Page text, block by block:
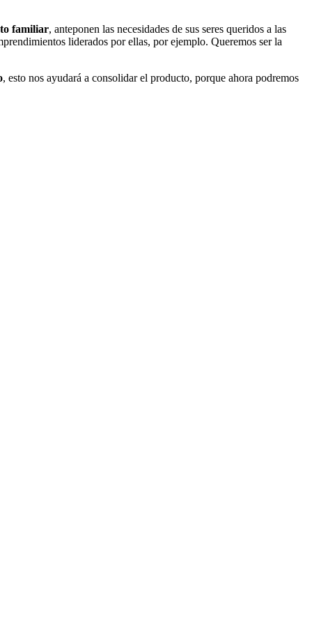
familiar, anteponen las necesidades de sus seres queridos a las
liderados por ellas, por ejemplo. Queremos ser la
, esto nos ayudará a consolidar el producto, porque ahora podremos